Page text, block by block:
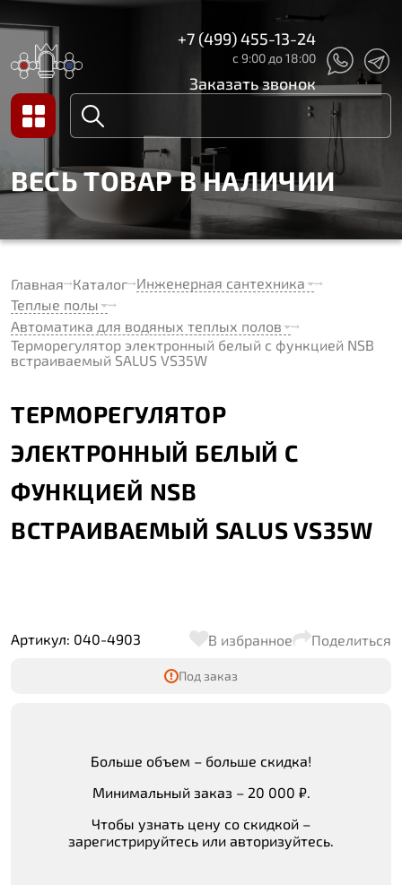
+7 (499) 455-13-24
с 9:00 до 18:00
Заказать звонок
ВЕСЬ ТОВАР В НАЛИЧИИ
Главная Каталог Инженерная сантехника
Теплые полы
Автоматика для водяных теплых полов
Терморегулятор электронный белый с функцией NSB
встраиваемый SALUS VS35W
ТЕРМОРЕГУЛЯТОР
ЭЛЕКТРОННЫЙ БЕЛЫЙ С
ФУНКЦИЕЙ NSB
ВСТРАИВАЕМЫЙ SALUS VS35W
Артикул: 040-4903 В избранное Поделиться
Под заказ
Больше объем – больше скидка!
Минимальный заказ – 20 000 ₽.
Чтобы узнать цену со скидкой –
зарегистрируйтесь или авторизуйтесь.